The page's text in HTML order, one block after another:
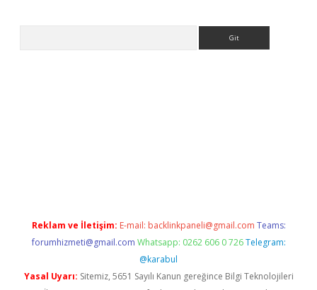
Reklam ve İletişim: E-mail: backlinkpaneli@gmail.com Teams:
forumhizmeti@gmail.com Whatsapp: 0262 606 0 726 Telegram:
@karabul
Yasal Uyarı: Sitemiz, 5651 Sayılı Kanun gereğince Bilgi Teknolojileri